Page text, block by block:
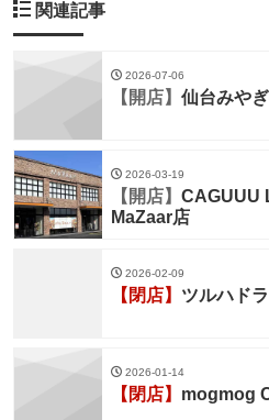
関連記事
2026-07-06
【開店】 仙台みや
2026-03-19
【開店】 CAGUUU
MaZaar店
2026-02-09
【閉店】 ツルハド
2026-01-14
【閉店】 mogmog